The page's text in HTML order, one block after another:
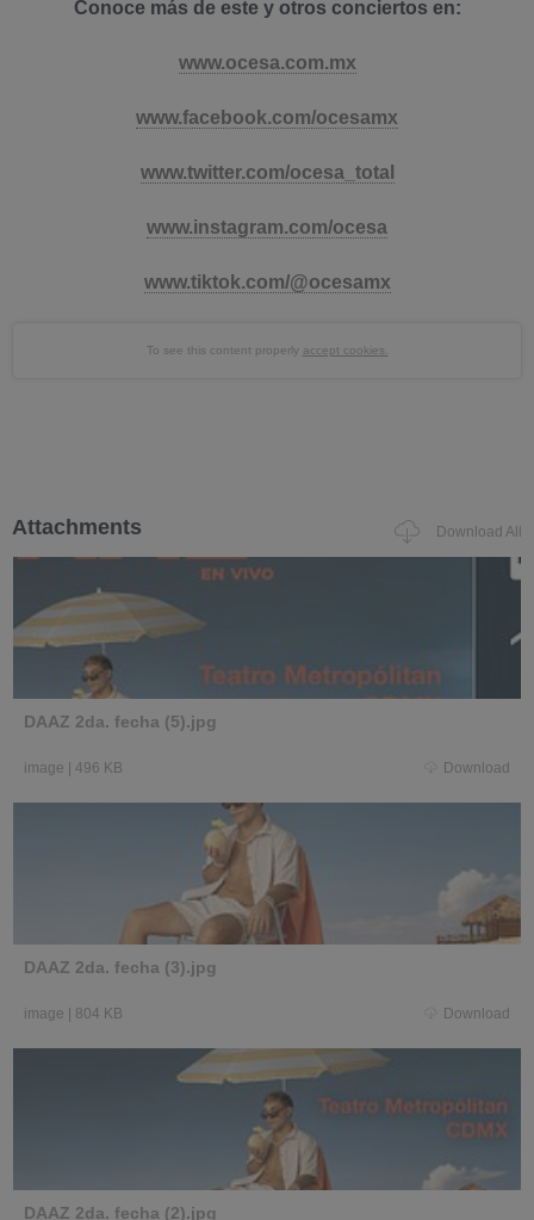
Conoce más de este y otros conciertos en:
www.ocesa.com.mx
www.facebook.com/ocesamx
www.twitter.com/ocesa_total
www.instagram.com/ocesa
www.tiktok.com/@ocesamx
To see this content properly accept cookies.
Attachments Download All
DAAZ 2da. fecha (5).jpg
image | 496 KB Download
DAAZ 2da. fecha (3).jpg
image | 804 KB Download
DAAZ 2da. fecha (2).jpg